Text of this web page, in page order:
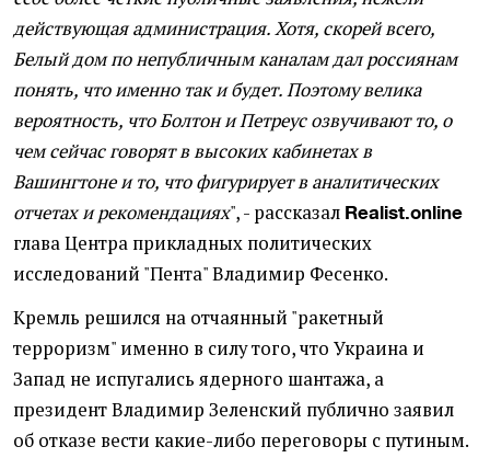
действующая администрация. Хотя, скорей всего,
Белый дом по непубличным каналам дал россиянам
понять, что именно так и будет. Поэтому велика
вероятность, что Болтон и Петреус озвучивают то, о
чем сейчас говорят в высоких кабинетах в
Вашингтоне и то, что фигурирует в аналитических
отчетах и рекомендациях", - рассказал Realist.online
глава Центра прикладных политических
исследований "Пента" Владимир Фесенко.
Кремль решился на отчаянный "ракетный
терроризм" именно в силу того, что Украина и
Запад не испугались ядерного шантажа, а
президент Владимир Зеленский публично заявил
об отказе вести какие-либо переговоры с путиным.